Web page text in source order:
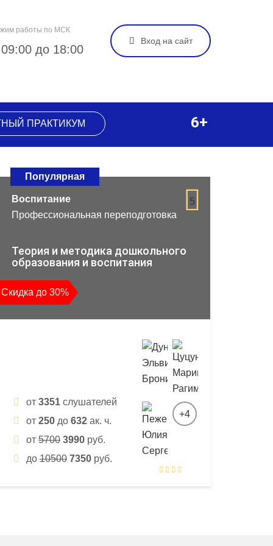
работы по МСК
до 18:00
Вход на сайт
ПРАКТИКУМ 6+
Популярная
5
Воспитание
Профессиональная переподготовка
Теория и методика дошкольного
образования и воспитания
Скидка до 30%
от 3351 слушателей
от 250 до 632 ак. ч.
от 5700 3990 руб.
до 10500 7350 руб.
+4